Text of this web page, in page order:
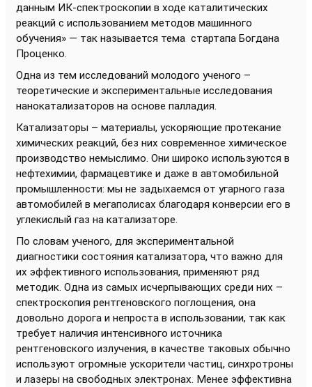
данным ИК-спектроскопии в ходе каталитических
реакций с использованием методов машинного
обучения» — так называется тема стартапа Богдана
Проценко.
Одна из тем исследований молодого ученого –
теоретические и экспериментальные исследования
нанокатализаторов на основе палладия.
Катализаторы – материалы, ускоряющие протекание
химических реакций, без них современное химическое
производство немыслимо. Они широко используются в
нефтехимии, фармацевтике и даже в автомобильной
промышленности: мы не задыхаемся от угарного газа
автомобилей в мегаполисах благодаря конверсии его в
углекислый газ на катализаторе.
По словам ученого, для экспериментальной
диагностики состояния катализатора, что важно для
их эффективного использования, применяют ряд
методик. Одна из самых исчерпывающих среди них –
спектроскопия рентгеновского поглощения, она
довольно дорога и непроста в использовании, так как
требует наличия интенсивного источника
рентгеновского излучения, в качестве таковых обычно
используют огромные ускорители частиц, синхротроны
и лазеры на свободных электронах. Менее эффективна